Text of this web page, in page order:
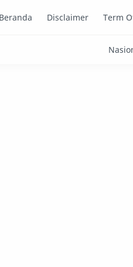
Beranda Disclaimer Term